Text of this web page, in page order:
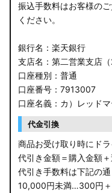
RT5/6 RW1/2 CR-V
RU3/4 ヴェゼル
JW5 S660
RP6/7 ステップワゴン
RP1/2 RP3/4 ステップワ
RK5/6 ステップワゴンス
振込手数料はお客様の
ください。
銀行名：楽天銀行
支店名：第二営業支店（
口座種別：普通
口座番号：7913007
口座名義：カ）レッド
代金引換
商品お受け取り時にド
代引き金額＝購入金額
代引き手数料は下記の通
10,000円未満…300円